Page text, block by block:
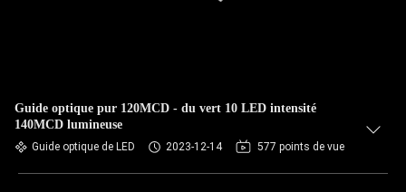
Guide optique pur 120MCD - du vert 10 LED intensité
140MCD lumineuse
Guide optique de LED 2023-12-14 577 points de vue